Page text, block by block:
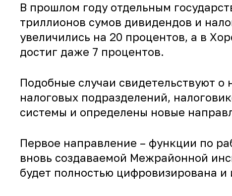
В прошлом году отдельным
триллионов сумов дивидендов и
увеличились на 20 процентов, а в
достиг даже 7 процентов.
Подобные случаи свидетельствуют о
налоговых подразделений,
системы и определены новые
Первое направление – функции по
вновь создаваемой Межрайонной
будет полностью цифровизирована